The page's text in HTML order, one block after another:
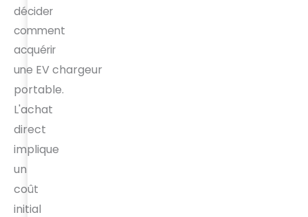
décider
comment
acquérir
une EVchargeur
portable.
L'achat
direct
implique
un
coût
initial